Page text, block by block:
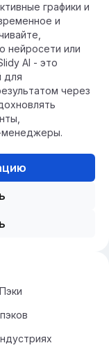
графики и
и
нейросети или
AI - это
для
через
менеджеры.